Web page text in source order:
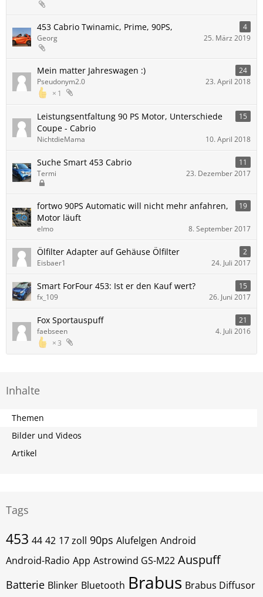
453 Cabrio Twinamic, Prime, 90PS,
4
Georg
25. März 2019
Mein matter Jahreswagen :) 24
1
Pseudonym2.0 23. April 2018
Leistungsentfaltung 90 PS Motor, Unterschiede
Coupe - Cabrio
15
NichtdieMama 10. April 2018
Suche Smart 453 Cabrio
11
Termi
23. Dezember 2017
fortwo 90PS Automatic will nicht mehr anfahren,
Motor läuft
19
elmo 8. September 2017
Ölfilter Adapter auf Gehäuse Ölfilter
2
Eisbaer1
24. Juli 2017
Smart ForFour 453: Ist er den Kauf wert?
15
fx_109
26. Juni 2017
Fox Sportauspuff 21
3
faebseen 4. Juli 2016
Inhalte
Themen
Bilder und Videos
Artikel
Tags
453 44 42 17 zoll 90ps Alufelgen Android
Android-Radio App Astrowind GS-M22 Auspuff
Batterie Blinker Bluetooth Brabus Brabus Diffusor